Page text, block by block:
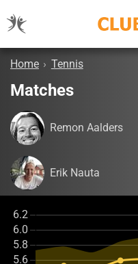
Home › Tennis
Matches
Remon Aalders
Erik Nauta